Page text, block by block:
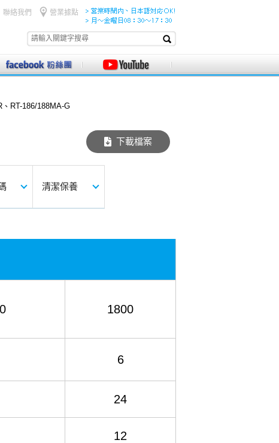
聯絡我們 營業據點
、RT-186/188MA-G
下載檔案
清潔保養
1800
6
24
12